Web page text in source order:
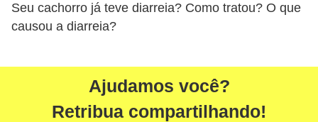
Seu cachorro já teve diarreia? Como tratou? O que
causou a diarreia?
Ajudamos você?
Retribua compartilhando!